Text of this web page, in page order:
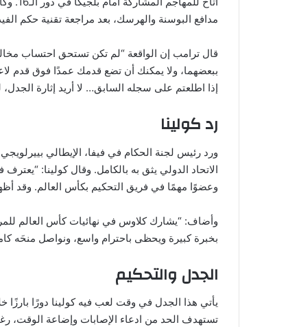
مدافع البوسنة والهرسك، بعد مراجعة تقنية حكم
قال ترامب إن الواقعة “لم تكن تستحق احتساب
ببعضهما، ولا يمكنك أن تضع قدمك عمدًا فوق قدم
إذا اطلعتم على سجله السابق… لا أريد إثارة الجدل،
رد كولينا
ورد رئيس لجنة الحكام في فيفا، الإيطالي
الاتحاد الدولي يثق به بالكامل. وقال كولينا:
وعضوًا مهمًا في فريق التحكيم بكأس العالم. وقد
بخبرة كبيرة ويحظى باحترام واسع، ونواصل منحَه
الجدل والتحكيم
يأتي هذا الجدل في وقت لعب فيه كولينا دورًا بارزًا
تستهدف الحد من ادعاء الإصابات وإضاعة الوقت،